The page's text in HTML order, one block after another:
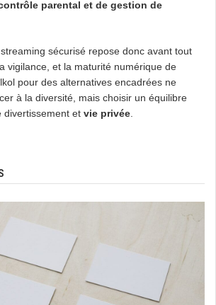
parental et de gestion de
sécurisé repose donc avant tout
vigilance, et la maturité numérique de
pour des alternatives encadrées ne
à la diversité, mais choisir un équilibre
divertissement et vie privée